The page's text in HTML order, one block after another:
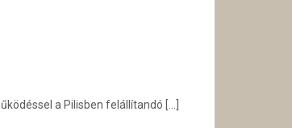
a Pilisben felállítandó […]